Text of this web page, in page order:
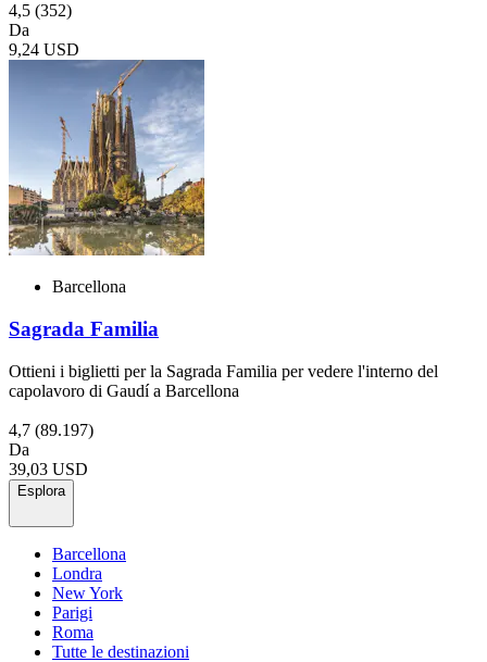
4,5 (352)
Da
9,24 USD
Barcellona
Sagrada Familia
Ottieni i biglietti per la Sagrada Familia per vedere l'interno del
capolavoro di Gaudí a Barcellona
4,7 (89.197)
Da
39,03 USD
Esplora
Barcellona
Londra
New York
Parigi
Roma
Tutte le destinazioni